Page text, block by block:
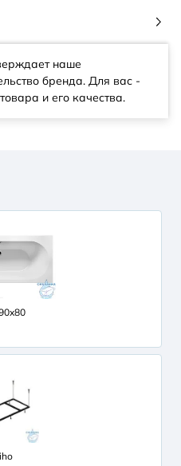
наше
бренда. Для вас -
и его качества.